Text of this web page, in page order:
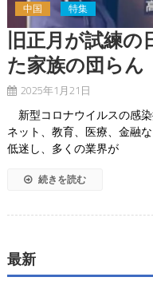
中国 特集
旧正月が試練
た家族の団らん
2025年1月21日
新型コロナウイルスの感
ネット、教育、医療、金融
低迷し、多くの業界が
続きを読む
最新